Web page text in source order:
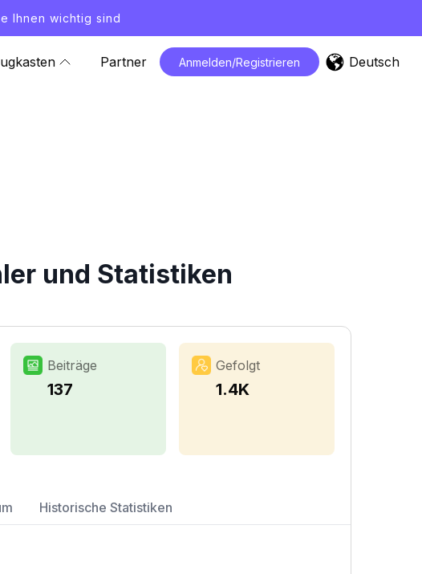
Ihnen wichtig sind
Partner Anmelden/Registrieren Deutsch
und Statistiken
Beiträge
137
Gefolgt
1.4K
Historische Statistiken